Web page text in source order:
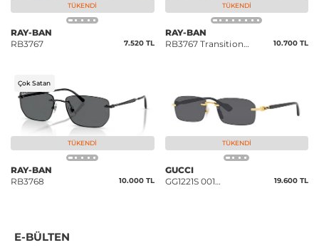
TÜKENDI
RAY-BAN
RB3767
7.520 TL
TÜKENDI
RAY-BAN
RB3767 Transitions
10.700 TL
Çok Satan
TÜKENDI
RAY-BAN
RB3768
10.000 TL
TÜKENDI
GUCCI
GG1221S 001
19.600 TL
E-BÜLTEN